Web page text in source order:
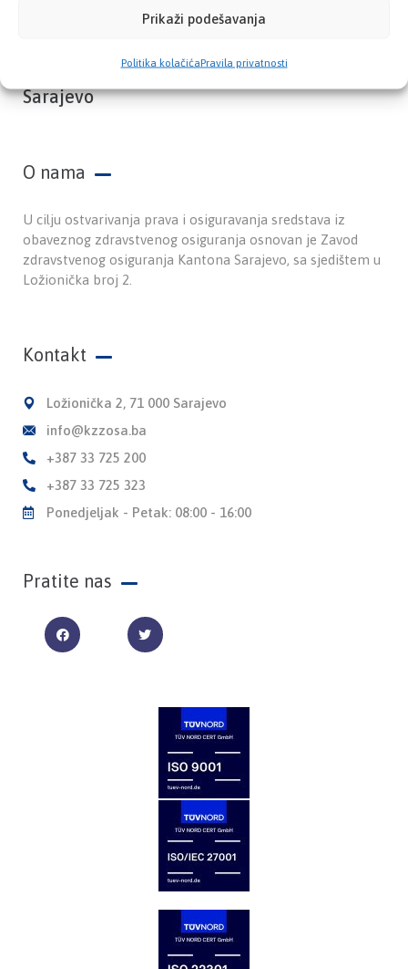
Prikaži podešavanja
Politika kolačićaPravila privatnosti
Zavod zdravstvenog osiguranja Kantona
Sarajevo
O nama
U cilju ostvarivanja prava i osiguravanja sredstava iz
obaveznog zdravstvenog osiguranja osnovan je Zavod
zdravstvenog osiguranja Kantona Sarajevo, sa sjedištem u
Ložionička broj 2.
Kontakt
Ložionička 2, 71 000 Sarajevo
info@kzzosa.ba
+387 33 725 200
+387 33 725 323
Ponedjeljak - Petak: 08:00 - 16:00
Pratite nas